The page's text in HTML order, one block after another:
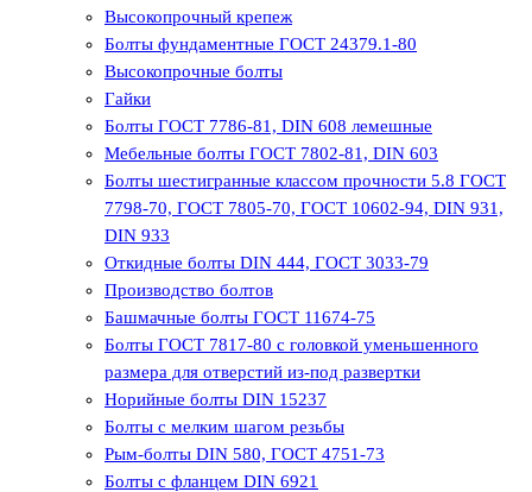
Высокопрочный крепеж
Болты фундаментные ГОСТ 24379.1-80
Высокопрочные болты
Гайки
Болты ГОСТ 7786-81, DIN 608 лемешные
Мебельные болты ГОСТ 7802-81, DIN 603
Болты шестигранные классом прочности 5.8 ГОСТ
7798-70, ГОСТ 7805-70, ГОСТ 10602-94, DIN 931,
DIN 933
Откидные болты DIN 444, ГОСТ 3033-79
Производство болтов
Башмачные болты ГОСТ 11674-75
Болты ГОСТ 7817-80 с головкой уменьшенного
размера для отверстий из-под развертки
Норийные болты DIN 15237
Болты с мелким шагом резьбы
Рым-болты DIN 580, ГОСТ 4751-73
Болты с фланцем DIN 6921